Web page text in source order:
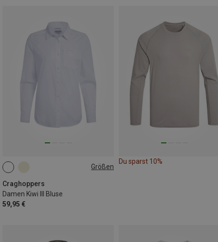
Größen
Craghoppers
Damen Kiwi III Bluse
59,95 €
Du sparst 10%